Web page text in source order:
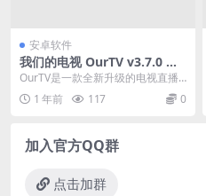
安卓软件
我们的电视 OurTV v3.7.0 电
视直播APP专业版
OurTV是一款全新升级的电视直播
软件，提供安卓手机和电视双版
本，无需注册登录，...
1 年前 117 0
加入官方QQ群
点击加群